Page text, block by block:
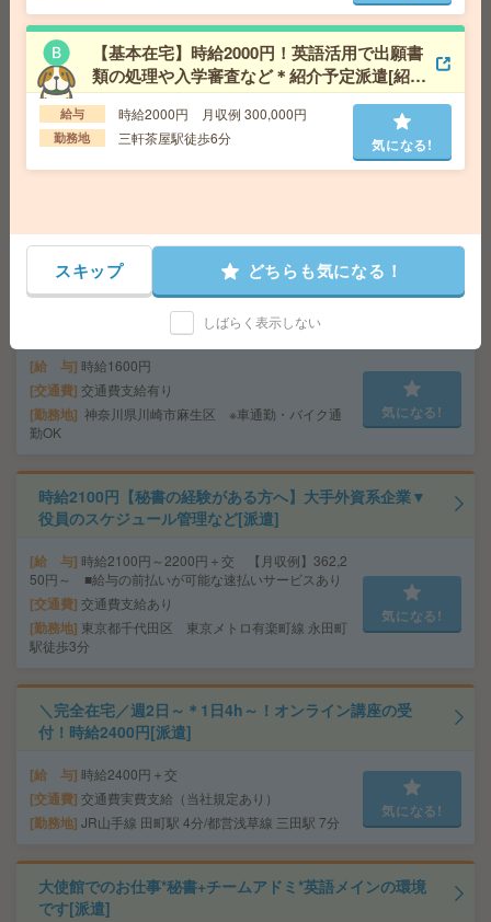
勤務地 東京都千代田区 東京メトロ有楽町線 永田町
駅徒歩2分、東京メトロ丸ノ内線 赤坂見附駅徒歩8分
気になる!
【完全在宅＊時給2800円】IT企業で経理事務！ARアドバ
ンストテクノロジ[派遣]
給 与 時給2800円＋交 【月収例】448,000円～ ■
勤務地 東京都渋谷区 山手線 渋谷駅徒歩3分
高時給！車通勤OK！土日休み！日勤のお仕事！商品検査
給 与 時給1600円
交通費 交通費支給有り
勤務地 神奈川県川崎市麻生区 ※車通勤・バイク通
勤OK
気になる!
時給2100円【秘書の経験がある方へ】大手外資系企業▼
役員のスケジュール管理など[派遣]
給 与 時給2100円～2200円＋交 【月収例】362,2
50円～ ■給与の前払いが可能な速払いサービスあり
交通費 交通費支給あり
勤務地 東京都千代田区 東京メトロ有楽町線 永田町
駅徒歩3分
気になる!
＼完全在宅／週2日～＊1日4h～！オンライン講座の受
付！時給2400円[派遣]
給 与 時給2400円＋交
交通費 交通費実費支給（当社規定あり）
勤務地 JR山手線 田町駅 4分/都営浅草線 三田駅 7分
気になる!
大使館でのお仕事*秘書+チームアドミ*英語メインの環境
です[派遣]
【基本在宅】時給2000円！英語活用で出願書
類の処理や入学審査など＊紹介予定派遣[紹介
予定派遣]
給与 時給2000円 月収例 300,000円
勤務地 三軒茶屋駅徒歩6分 気になる!
スキップ どちらも気になる！
しばらく表示しない